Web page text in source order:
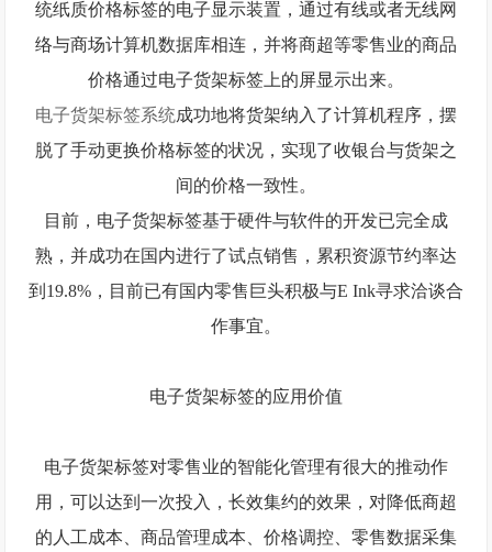
统纸质价格标签的电子显示装置，通过有线或者无线网
络与商场计算机数据库相连，并将商超等零售业的商品
价格通过电子货架标签上的屏显示出来。
电子货架标签系统成功地将货架纳入了计算机程序，摆
脱了手动更换价格标签的状况，实现了收银台与货架之
间的价格一致性。
目前， 电子货架标签基于硬件与软件的开发已完全成
熟，并成功在国内进行了试点销售，累积资源节约率达
到19.8%，目前已有国内零售巨头积极与E Ink寻求洽谈合
作事宜。
电子货架标签的应用价值
电子货架标签对零售业的智能化管理有很大的推动作
用，可以达到一次投入，长效集约的效果，对降低商超
的人工成本、商品管理成本、价格调控、零售数据采集